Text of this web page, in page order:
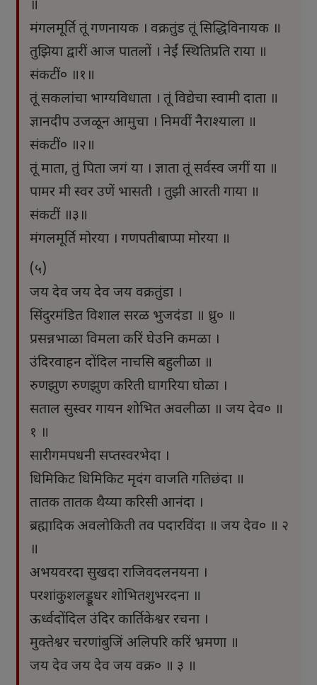
॥
मंगलमूर्ति तूं गणनायक । वक्रतुंड तूं सिद्धिविनायक ॥
तुझिया द्वारीं आज पातलों । नेईं स्थितिप्रति राया ॥
संकटीं० ॥१॥
तूं सकलांचा भाग्यविधाता । तूं विद्येचा स्वामी दाता ॥
ज्ञानदीप उजळून आमुचा । निमवीं नैराश्याला ॥
संकटीं० ॥२॥
तूं माता, तुं पिता जगं या । ज्ञाता तूं सर्वस्व जगीं या ॥
पामर मी स्वर उणें भासती । तुझी आरती गाया ॥
संकटीं ॥३॥
मंगलमूर्ति मोरया । गणपतीबाप्पा मोरया ॥
(५)
जय देव जय देव जय वक्रतुंडा ।
सिंदुरमंडित विशाल सरळ भुजदंडा ॥ ध्रु० ॥
प्रसन्नभाळा विमला करिं घेउनि कमळा ।
उंदिरवाहन दोंदिल नाचसि बहुलीळा ॥
रुणझुण रुणझुण करिती घागरिया घोळा ।
सताल सुस्वर गायन शोभित अवलीळा ॥ जय देव० ॥
१ ॥
सारीगमपधनी सप्तस्वरभेदा ।
धिमिकिट धिमिकिट मृदंग वाजति गतिछंदा ॥
तातक तातक थैय्या करिसी आनंदा ।
ब्रह्मादिक अवलोकिती तव पदारविंदा ॥ जय देव० ॥ २
॥
अभयवरदा सुखदा राजिवदलनयना ।
परशांकुशलड्डूधर शोभितशुभरदना ॥
ऊर्ध्वदोंदिल उंदिर कार्तिकेश्वर रचना ।
मुक्तेश्वर चरणांबुजिं अलिपरि करिं भ्रमणा ॥
जय देव जय देव जय वक्र० ॥ ३ ॥